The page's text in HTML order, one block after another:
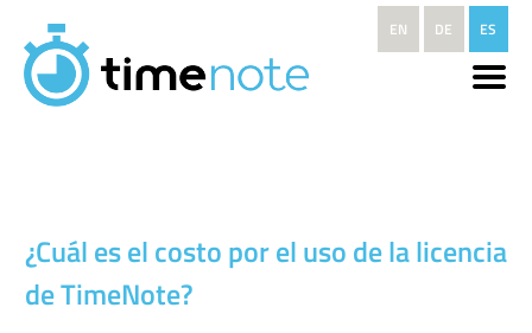
EN DE ES
¿Cuál es el costo por el uso de la licencia
de TimeNote?